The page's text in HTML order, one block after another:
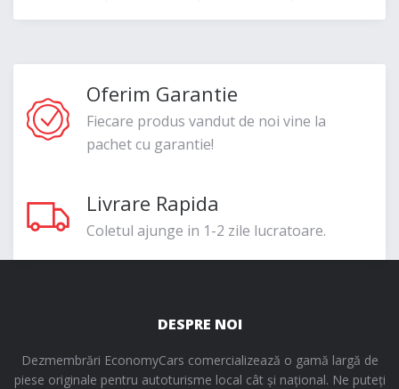
Oferim Garantie
Fiecare produs vandut de noi vine la
pachet cu garantie!
Livrare Rapida
Coletul ajunge in 1-2 zile lucratoare.
DESPRE NOI
Dezmembrări EconomyCars comercializează o gamă largă de
piese originale pentru autoturisme local cât și național. Ne puteți